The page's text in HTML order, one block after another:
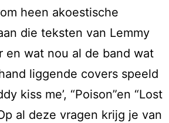
heen akoestische
die teksten van Lemmy
en wat nou al de band wat
liggende covers speeld
kiss me’, “Poison”en “Lost
al deze vragen krijg je van